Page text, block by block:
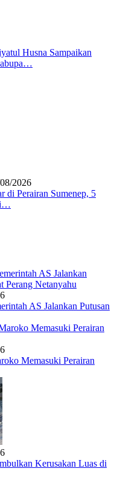
Husna Sampaikan
2026
di Perairan Sumenep, 5
AS Jalankan Putusan
Memasuki Perairan
Kerusakan Luas di